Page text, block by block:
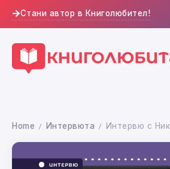
Стани автор в Книголюбител!
Home / Интервюта / Интервю с Николай